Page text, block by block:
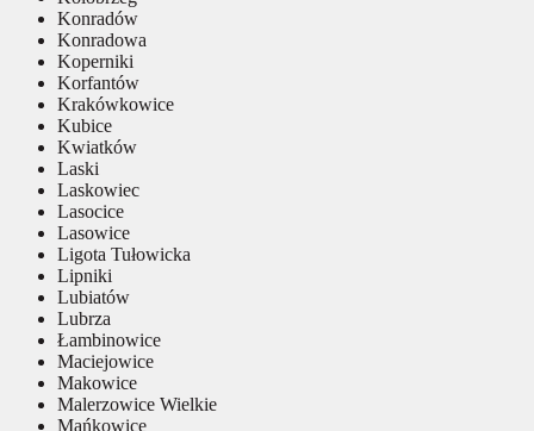
Konradów
Konradowa
Koperniki
Korfantów
Krakówkowice
Kubice
Kwiatków
Laski
Laskowiec
Lasocice
Lasowice
Ligota Tułowicka
Lipniki
Lubiatów
Lubrza
Łambinowice
Maciejowice
Makowice
Malerzowice Wielkie
Mańkowice